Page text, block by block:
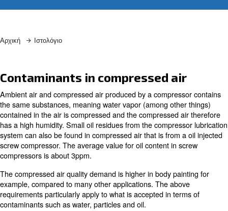
Αρχική Ιστολόγιο
Contaminants in compressed
Ambient air and compressed air produced by a
the same substances, meaning water vapor (among
contained in the air is compressed and the compressed